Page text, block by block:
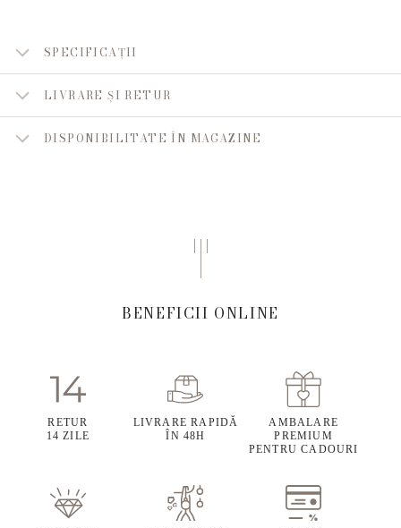
SPECIFICAȚII
LIVRARE ȘI RETUR
DISPONIBILITATE ÎN MAGAZINE
BENEFICII ONLINE
RETUR
14 ZILE
LIVRARE RAPIDĂ
ÎN 48H
AMBALARE
PREMIUM
PENTRU CADOURI